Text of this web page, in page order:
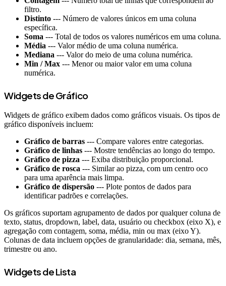
filtro.
Distinto --- Número de valores únicos em uma coluna
específica.
Soma --- Total de todos os valores numéricos em uma coluna.
Média --- Valor médio de uma coluna numérica.
Mediana --- Valor do meio de uma coluna numérica.
Min / Max --- Menor ou maior valor em uma coluna
numérica.
Widgets de Gráfico
Widgets de gráfico exibem dados como gráficos visuais. Os tipos de
gráfico disponíveis incluem:
Gráfico de barras --- Compare valores entre categorias.
Gráfico de linhas --- Mostre tendências ao longo do tempo.
Gráfico de pizza --- Exiba distribuição proporcional.
Gráfico de rosca --- Similar ao pizza, com um centro oco
para uma aparência mais limpa.
Gráfico de dispersão --- Plote pontos de dados para
identificar padrões e correlações.
Os gráficos suportam agrupamento de dados por qualquer coluna de
texto, status, dropdown, label, data, usuário ou checkbox (eixo X), e
agregação com contagem, soma, média, min ou max (eixo Y).
Colunas de data incluem opções de granularidade: dia, semana, mês,
trimestre ou ano.
Widgets de Lista